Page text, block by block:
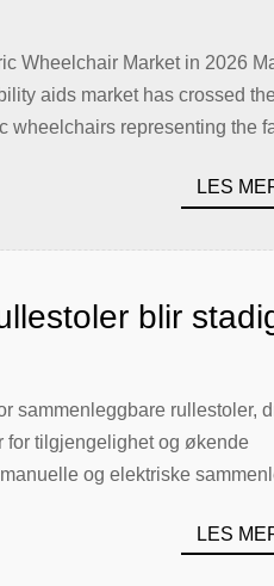
Dealer’s
Foldable
Wheelchair Market in 2026
aids market has crossed
wheelchairs representing the
LES
blir
markedet
sammenleggbare rullestoler,
for tilgjengelighet og økende
og elektriske
fortsetter å vokse ettersom
LES